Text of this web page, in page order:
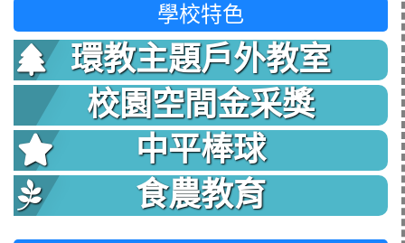
學校特色
環教主題戶外教室
校園空間金采獎
中平棒球
食農教育